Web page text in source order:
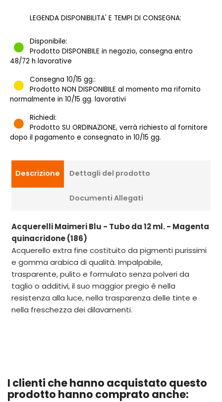
LEGENDA DISPONIBILITA' E TEMPI DI CONSEGNA:
Disponibile:
Prodotto DISPONIBILE in negozio, consegna entro
48/72 h lavorative
Consegna 10/15 gg.:
Prodotto NON DISPONIBILE al momento ma rifornito
normalmente in 10/15 gg. lavorativi
Richiedi:
Prodotto SU ORDINAZIONE, verrà richiesto al fornitore
dopo il pagamento e consegnato in 10/15 gg.
Descrizione Dettagli del prodotto
Documenti Allegati
Acquerelli Maimeri Blu - Tubo da 12 ml. - Magenta
quinacridone (186)
Acquerello extra fine costituito da pigmenti purissimi
e gomma arabica di qualità. Impalpabile,
trasparente, pulito e formulato senza polveri da
taglio o additivi, il suo maggior pregio è nella
resistenza alla luce, nella trasparenza delle tinte e
nella freschezza dei dilavamenti.
I clienti che hanno acquistato questo
prodotto hanno comprato anche: